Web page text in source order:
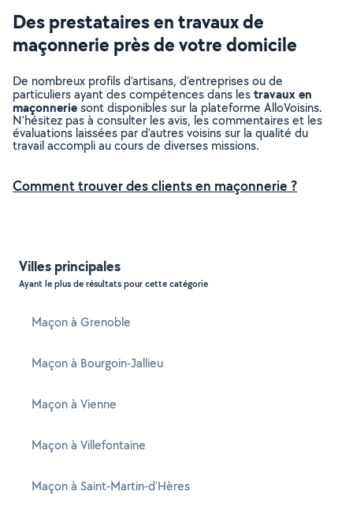
Des prestataires en travaux de
maçonnerie près de votre domicile
De nombreux profils d’artisans, d’entreprises ou de
particuliers ayant des compétences dans lestravaux en
maçonneriesont disponibles sur la plateforme AlloVoisins.
N’hésitez pas à consulter les avis, les commentaires et les
évaluations laissées par d’autres voisins sur la qualité du
travail accompli au cours de diverses missions.
Comment trouver des clients en maçonnerie ?
Villes principales
Ayant le plus de résultats pour cette catégorie
Maçon à Grenoble
Maçon à Bourgoin-Jallieu
Maçon à Vienne
Maçon à Villefontaine
Maçon à Saint-Martin-d'Hères